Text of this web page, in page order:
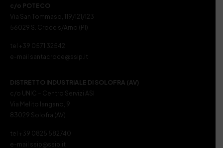
c/o POTECO
Via San Tommaso, 119/121/123
56029 S. Croce s/Arno (PI)
tel +39 0571 32542
e-mail santacroce@ssip.it
DISTRETTO INDUSTRIALE DI SOLOFRA (AV)
c/o UNIC – Centro Servizi ASI
Via Melito Iangano, 9
83029 Solofra (AV)
tel +39 0825 582740
e-mail ssip@ssip.it